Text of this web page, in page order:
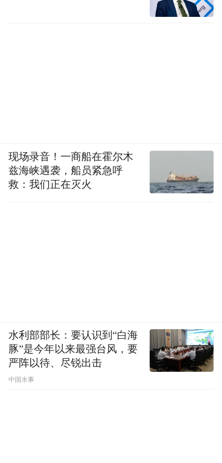
现场录音！一商船在霍尔木
兹海峡遇袭，船员紧急呼
救：我们正在灭火
水利部部长：要认识到“白海
豚”是今年以来最强台风，要
严阵以待、尽锐出击
中国水事